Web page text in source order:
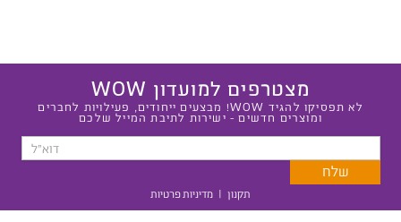
מצטרפים למועדון WOW
לא תפסיקו להגיד WOW! מבצעים ייחודים, פעילויות לחברים
ומוצרים חדשים - ישירות לתיבת המייל שלכם
תקנון | מדיניות פרטיות